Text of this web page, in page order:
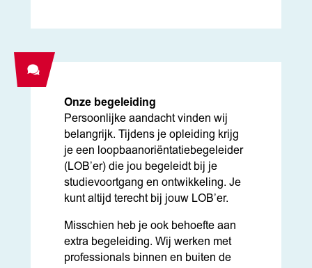
Onze begeleiding
Persoonlijke aandacht vinden wij
belangrijk. Tijdens je opleiding krijg
je een loopbaanoriëntatiebegeleider
(LOB’er) die jou begeleidt bij je
studievoortgang en ontwikkeling. Je
kunt altijd terecht bij jouw LOB’er.
Misschien heb je ook behoefte aan
extra begeleiding. Wij werken met
professionals binnen en buiten de